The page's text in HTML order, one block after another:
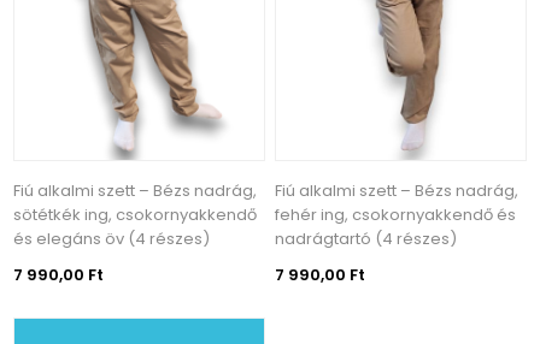
Fiú alkalmi szett – Bézs nadrág,
sötétkék ing, csokornyakkendő
és elegáns öv (4 részes)
7 990,00 Ft
Fiú alkalmi szett – Bézs nadrág,
fehér ing, csokornyakkendő és
nadrágtartó (4 részes)
7 990,00 Ft